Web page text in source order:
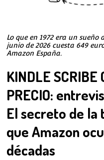
Lo que en 1972 era un
junio de 2026 cuesta 649
Amazon España.
KINDLE SCRIBE
PRECIO:
El secreto de
que Amazon
décadas